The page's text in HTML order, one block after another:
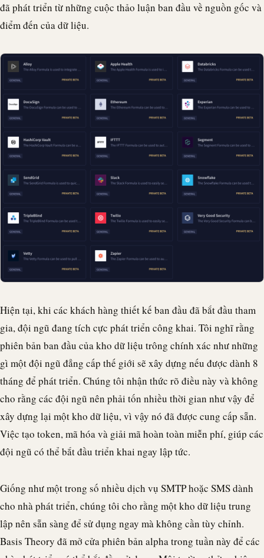
đã phát triển từ những cuộc thảo luận ban đầu về nguồn gốc và
điểm đến của dữ liệu.
Hiện tại, khi các khách hàng thiết kế ban đầu đã bắt đầu tham
gia, đội ngũ đang tích cực phát triển công khai. Tôi nghĩ rằng
phiên bản ban đầu của kho dữ liệu trông chính xác như những
gì một đội ngũ đẳng cấp thế giới sẽ xây dựng nếu được dành 8
tháng để phát triển. Chúng tôi nhận thức rõ điều này và không
cho rằng các đội ngũ nên phải tốn nhiều thời gian như vậy để
xây dựng lại một kho dữ liệu, vì vậy nó đã được cung cấp sẵn.
Việc tạo token, mã hóa và giải mã hoàn toàn miễn phí, giúp các
đội ngũ có thể bắt đầu triển khai ngay lập tức.
Giống như một trong số nhiều dịch vụ SMTP hoặc SMS dành
cho nhà phát triển, chúng tôi cho rằng một kho dữ liệu trung
lập nên sẵn sàng để sử dụng ngay mà không cần tùy chỉnh.
Basis Theory đã mở cửa phiên bản alpha trong tuần này để các